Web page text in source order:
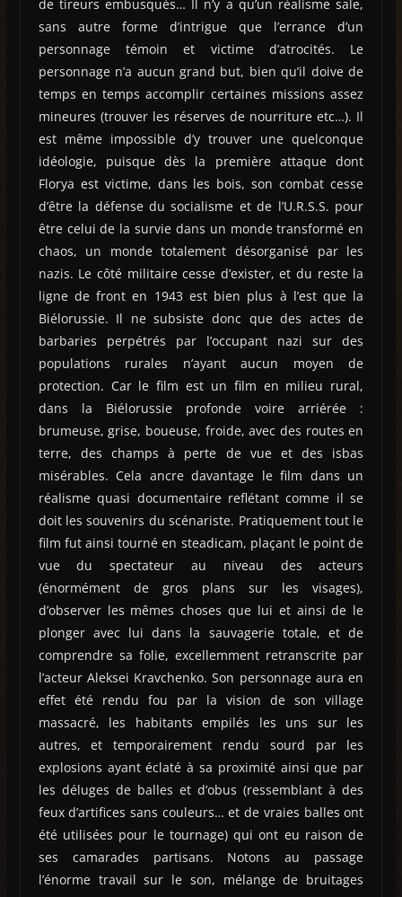
de tireurs embusqués… Il n’y a qu’un réalisme sale,
sans autre forme d’intrigue que l’errance d’un
personnage témoin et victime d’atrocités. Le
personnage n’a aucun grand but, bien qu’il doive de
temps en temps accomplir certaines missions assez
mineures (trouver les réserves de nourriture etc…). Il
est même impossible d’y trouver une quelconque
idéologie, puisque dès la première attaque dont
Florya est victime, dans les bois, son combat cesse
d’être la défense du socialisme et de l’U.R.S.S. pour
être celui de la survie dans un monde transformé en
chaos, un monde totalement désorganisé par les
nazis. Le côté militaire cesse d’exister, et du reste la
ligne de front en 1943 est bien plus à l’est que la
Biélorussie. Il ne subsiste donc que des actes de
barbaries perpétrés par l’occupant nazi sur des
populations rurales n’ayant aucun moyen de
protection. Car le film est un film en milieu rural,
dans la Biélorussie profonde voire arriérée :
brumeuse, grise, boueuse, froide, avec des routes en
terre, des champs à perte de vue et des isbas
misérables. Cela ancre davantage le film dans un
réalisme quasi documentaire reflétant comme il se
doit les souvenirs du scénariste. Pratiquement tout le
film fut ainsi tourné en steadicam, plaçant le point de
vue du spectateur au niveau des acteurs
(énormément de gros plans sur les visages),
d’observer les mêmes choses que lui et ainsi de le
plonger avec lui dans la sauvagerie totale, et de
comprendre sa folie, excellemment retranscrite par
l’acteur Aleksei Kravchenko. Son personnage aura en
effet été rendu fou par la vision de son village
massacré, les habitants empilés les uns sur les
autres, et temporairement rendu sourd par les
explosions ayant éclaté à sa proximité ainsi que par
les déluges de balles et d’obus (ressemblant à des
feux d’artifices sans couleurs… et de vraies balles ont
été utilisées pour le tournage) qui ont eu raison de
ses camarades partisans. Notons au passage
l’énorme travail sur le son, mélange de bruitages